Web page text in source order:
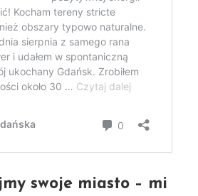
swoje miasto – mi